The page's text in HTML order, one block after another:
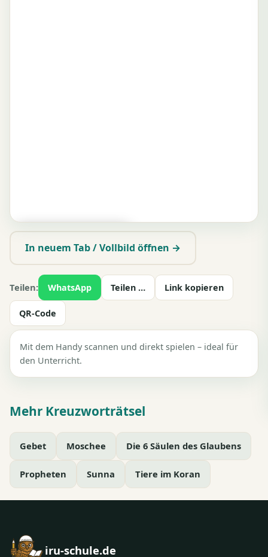
▶ Zum Spielen tippen
In neuem Tab / Vollbild öffnen →
Teilen: WhatsApp Teilen … Link kopieren
QR-Code
Mit dem Handy scannen und direkt spielen – ideal für
den Unterricht.
Mehr Kreuzworträtsel
Gebet Moschee Die 6 Säulen des Glaubens
Propheten Sunna Tiere im Koran
iru-schule.de